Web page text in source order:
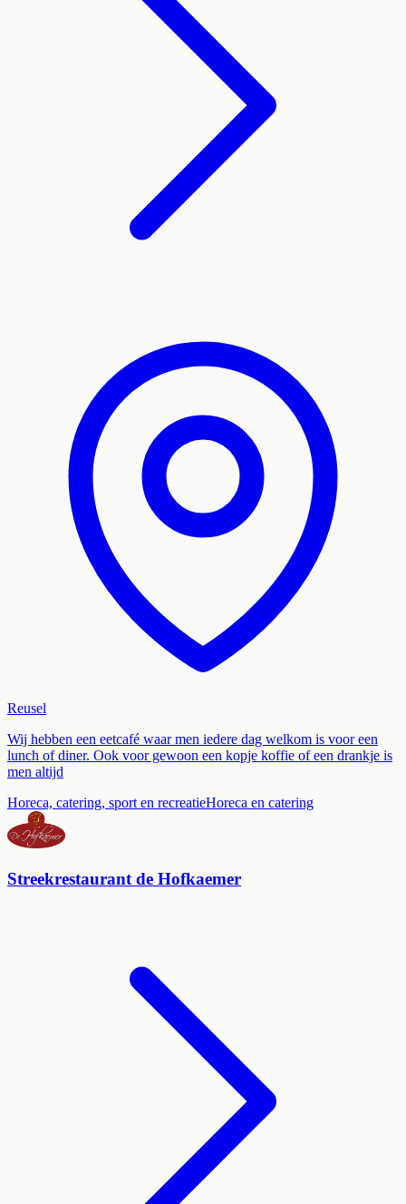
Reusel
Wij hebben een eetcafé waar men iedere dag welkom is voor een
lunch of diner. Ook voor gewoon een kopje koffie of een drankje is
men altijd
Horeca, catering, sport en recreatieHoreca en catering
Streekrestaurant de Hofkaemer